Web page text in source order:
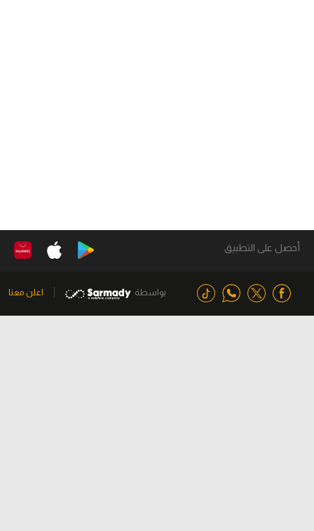
أحصل على التطبيق
بواسطة اعلن معنا